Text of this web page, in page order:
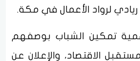
لرواد الأعمال في مكة.
تمكين الشباب بوصفهم
الاقتصاد، والإعلان عن